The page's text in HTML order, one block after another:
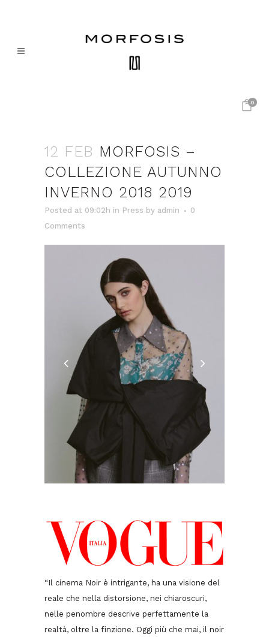
0
12 FEB MORFOSIS –
COLLEZIONE AUTUNNO
INVERNO 2018 2019
Posted at 09:02h in Press by admin
0
Comments
“Il cinema Noir è intrigante, ha una visione del
reale che nella distorsione, nei chiaroscuri,
nelle penombre descrive perfettamente la
realtà, oltre la finzione. Oggi più che mai, il noir